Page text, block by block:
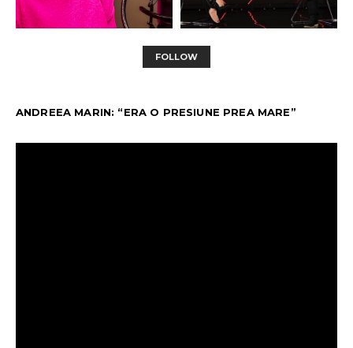
FOLLOW
ANDREEA MARIN: “ERA O PRESIUNE PREA MARE”